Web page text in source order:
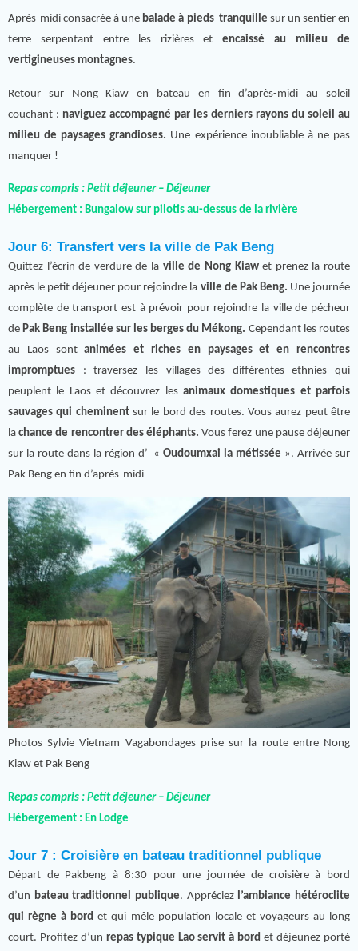
Après-midi consacrée à une balade à pieds tranquille sur un sentier en
terre serpentant entre les rizières etencaissé au milieu de
vertigineuses montagnes.
Retour sur Nong Kiaw en bateau en fin d’après-midi au soleil
couchant : naviguez accompagné par les derniers rayons du soleil au
milieu de paysages grandioses. Une expérience inoubliable à ne pas
manquer !
Repas compris : Petit déjeuner – Déjeuner
Hébergement : Bungalow sur pilotis au-dessus de la rivière
Jour 6: Transfert vers la ville de Pak Beng
Quittez l’écrin de verdure de la ville de Nong Kiawet prenez la route
après le petit déjeuner pour rejoindre la ville de Pak Beng. Une journée
complète de transport est à prévoir pour rejoindre la ville de pécheur
de Pak Beng installée sur les berges du Mékong. Cependant les routes
au Laos sontanimées et riches en paysages et en rencontres
impromptues : traversez les villages des différentes ethnies qui
peuplent le Laos et découvrez les animaux domestiques et parfois
sauvages qui cheminentsur le bord des routes. Vous aurez peut être
lachance de rencontrer des éléphants. Vous ferez une pause déjeuner
sur la route dans la région d’ «Oudoumxai la métissée ». Arrivée sur
Pak Beng en fin d’après-midi
Photos Sylvie Vietnam Vagabondages prise sur la route entre Nong
Kiaw et Pak Beng
Repas compris : Petit déjeuner – Déjeuner
Hébergement : En Lodge
Jour 7 : Croisière en bateau traditionnel publique
Départ de Pakbeng à 8:30 pour une journée de croisière à bord
d’un bateau traditionnel publique. Appréciezl’ambiance hétéroclite
qui règne à bord et qui mêle population locale et voyageurs au long
court. Profitez d’un repas typique Lao servit à bord et déjeunez porté